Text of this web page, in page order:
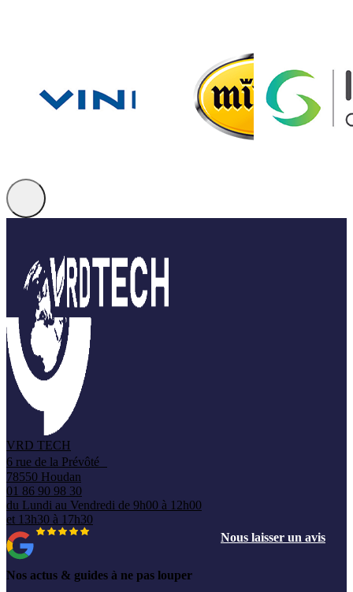
VRD TECH
6 rue de la Prévôté
78550 Houdan
01 86 90 98 30
du Lundi au Vendredi de 9h00 à 12h00
et 13h30 à 17h30
Nous laisser un avis
Nos actus & guides à ne pas louper